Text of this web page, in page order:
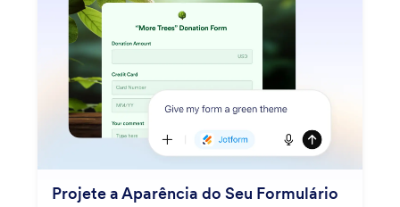
Projete a Aparência do Seu Formulário